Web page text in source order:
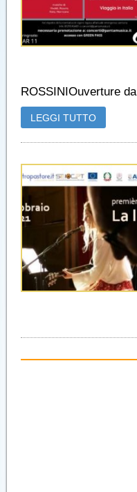
ROSSINIOuverture
LEGGI TUTTO